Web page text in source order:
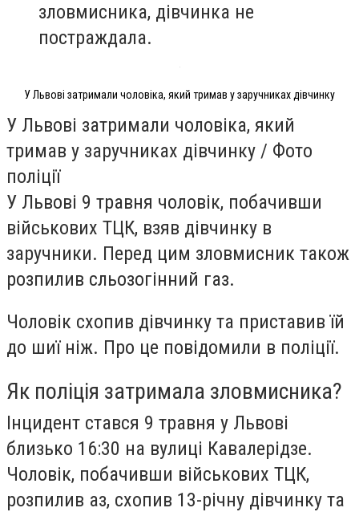
зловмисника, дівчинка не
постраждала.
У Львові затримали чоловіка, який тримав у заручниках дівчинку
У Львові затримали чоловіка, який
тримав у заручниках дівчинку / Фото
поліції
У Львові 9 травня чоловік, побачивши
військових ТЦК, взяв дівчинку в
заручники. Перед цим зловмисник також
розпилив сльозогінний газ.
Чоловік схопив дівчинку та приставив їй
до шиї ніж. Про це повідомили в поліції.
Як поліція затримала зловмисника?
Інцидент стався 9 травня у Львові
близько 16:30 на вулиці Кавалерідзе.
Чоловік, побачивши військових ТЦК,
розпилив аз, схопив 13-річну дівчинку та